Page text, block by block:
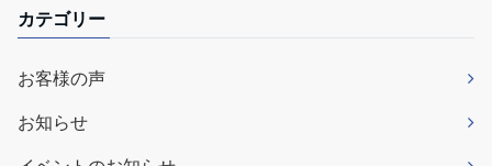
カテゴリー
お客様の声
お知らせ